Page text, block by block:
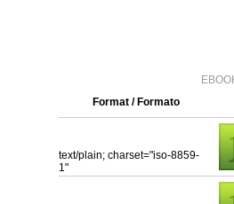
Format / Formato
text/plain; charset="iso-8859-
1"